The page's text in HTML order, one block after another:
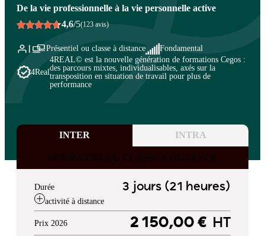
De la vie professionnelle à la vie personnelle active
4,6/5(123 avis)
Présentiel ou classe à distance Fondamental
4Real
4REAL© est la nouvelle génération de formations Cegos :
des parcours mixtes, individualisables, axés sur la
transposition en situation de travail pour plus de
performance
INTER INTRA
PRESENTIEL OU CLASSE A DISTANCE
Durée 3 jours (21 heures)
activité à distance
Prix 2026 2 150,00 € HT